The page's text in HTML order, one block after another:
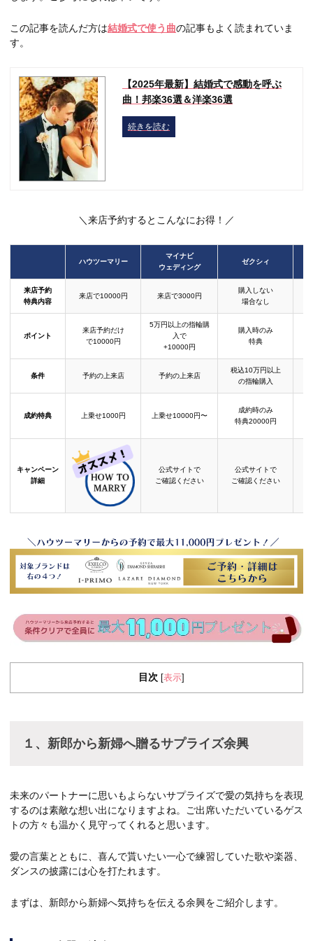
この記事を読んだ方は結婚式で使う曲の記事もよく読まれていま
す。
【2025年最新】結婚式で感動を呼ぶ
曲！邦楽36選＆洋楽36選
続きを読む
＼来店予約するとこんなにお得！／
ハウツーマリー
マイナビ
ウェディング
ゼクシィ
来店予約
特典内容
来店で10000円 来店で3000円
購入しない
場合なし
ポイント
来店予約だけ
で10000円
5万円以上の指輪購
入で
+10000円
購入時のみ
特典
条件 予約の上来店 予約の上来店
税込10万円以上
の指輪購入
成約特典 上乗せ1000円 上乗せ10000円〜
成約時のみ
特典20000円
キャンペーン
詳細
公式サイトで
ご確認ください
公式サイトで
ご確認ください
目次 [表示]
１、新郎から新婦へ贈るサプライズ余興
未来のパートナーに思いもよらないサプライズで愛の気持ちを表現
するのは素敵な想い出になりますよね。ご出席いただいているゲス
トの方々も温かく見守ってくれると思います。
愛の言葉とともに、喜んで貰いたい一心で練習していた歌や楽器、
ダンスの披露には心を打たれます。
まずは、新郎から新婦へ気持ちを伝える余興をご紹介します。